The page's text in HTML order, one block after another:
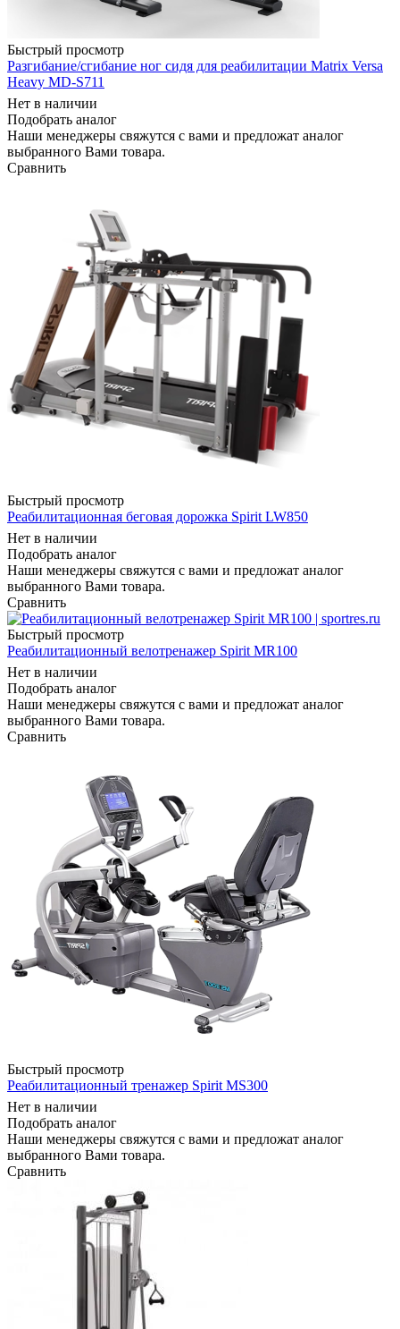
Быстрый просмотр
Разгибание/сгибание ног сидя для реабилитации Matrix Versa
Heavy MD-S711
Нет в наличии
Подобрать аналог
Наши менеджеры свяжутся с вами и предложат аналог
выбранного Вами товара.
Сравнить
Быстрый просмотр
Реабилитационная беговая дорожка Spirit LW850
Нет в наличии
Подобрать аналог
Наши менеджеры свяжутся с вами и предложат аналог
выбранного Вами товара.
Сравнить
Быстрый просмотр
Реабилитационный велотренажер Spirit MR100
Нет в наличии
Подобрать аналог
Наши менеджеры свяжутся с вами и предложат аналог
выбранного Вами товара.
Сравнить
Быстрый просмотр
Реабилитационный тренажер Spirit MS300
Нет в наличии
Подобрать аналог
Наши менеджеры свяжутся с вами и предложат аналог
выбранного Вами товара.
Сравнить